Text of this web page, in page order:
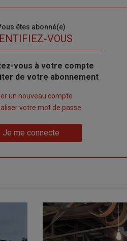
êtes abonné(e)
VOUS
vous à votre compte
de votre abonnement
un nouveau compte
votre mot de passe
Je me connecte